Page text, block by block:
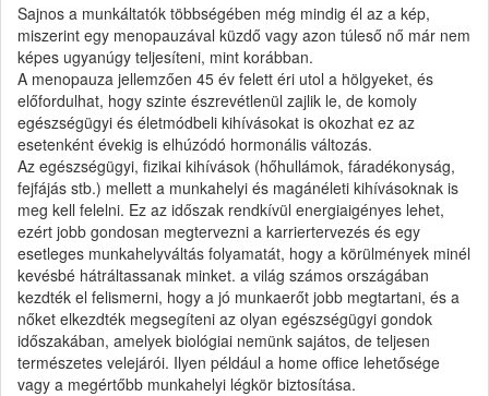
Sajnos a munkáltatók többségében még mindig él az a kép,
miszerint egy menopauzával küzdő vagy azon túleső nő már nem
képes ugyanúgy teljesíteni, mint korábban.
A menopauza jellemzően 45 év felett éri utol a hölgyeket, és
előfordulhat, hogy szinte észrevétlenül zajlik le, de komoly
egészségügyi és életmódbeli kihívásokat is okozhat ez az
esetenként évekig is elhúzódó hormonális változás.
Az egészségügyi, fizikai kihívások (hőhullámok, fáradékonyság,
fejfájás stb.) mellett a munkahelyi és magánéleti kihívásoknak is
meg kell felelni. Ez az időszak rendkívül energiaigényes lehet,
ezért jobb gondosan megtervezni a karriertervezés és egy
esetleges munkahelyváltás folyamatát, hogy a körülmények minél
kevésbé hátráltassanak minket. a világ számos országában
kezdték el felismerni, hogy a jó munkaerőt jobb megtartani, és a
nőket elkezdték megsegíteni az olyan egészségügyi gondok
időszakában, amelyek biológiai nemünk sajátos, de teljesen
természetes velejárói. Ilyen például a home office lehetősége
vagy a megértőbb munkahelyi légkör biztosítása.